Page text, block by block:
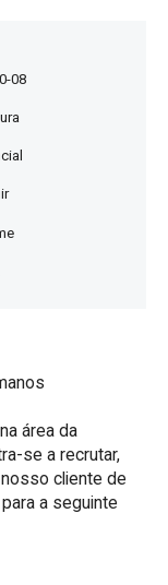
08
se a recrutar,
cliente de
a seguinte